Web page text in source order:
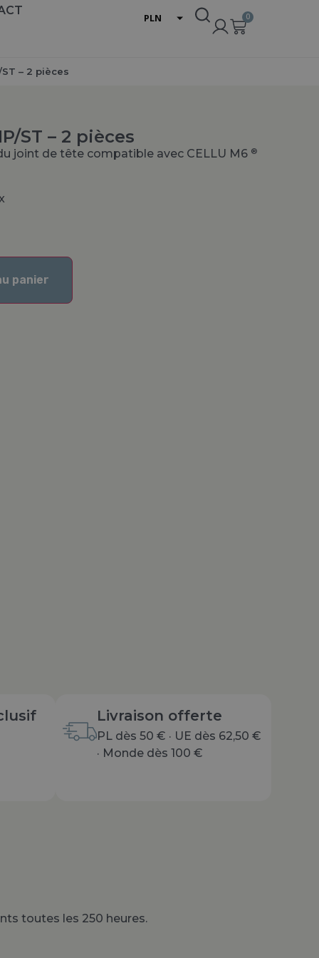
PLN
0
– 2 pièces
ST – 2 pièces
joint de tête compatible avec CELLU M6 ®
panier
Livraison offerte
PL dès 50 € · UE dès 62,50 €
· Monde dès 100 €
toutes les 250 heures.